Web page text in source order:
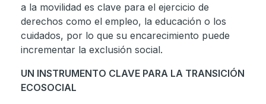
a la movilidad es clave para el ejercicio de
derechos como el empleo, la educación o los
cuidados, por lo que su encarecimiento puede
incrementar la exclusión social.
UN INSTRUMENTO CLAVE PARA LA TRANSICIÓN
ECOSOCIAL